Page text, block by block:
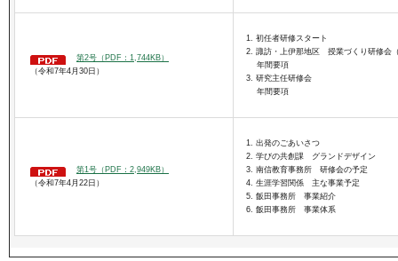
第2号（PDF：1,744KB）
（令和7年4月30日）
1. 初任者研修スタート
2. 諏訪・上伊那地区 授業づくり研修会
年間要項
3. 研究主任研修会
年間要項
第1号（PDF：2,949KB）
（令和7年4月22日）
1. 出発のごあいさつ
2. 学びの共創課 グランドデザイン
3. 南信教育事務所 研修会の予定
4. 生涯学習関係 主な事業予定
5. 飯田事務所 事業紹介
6. 飯田事務所 事業体系